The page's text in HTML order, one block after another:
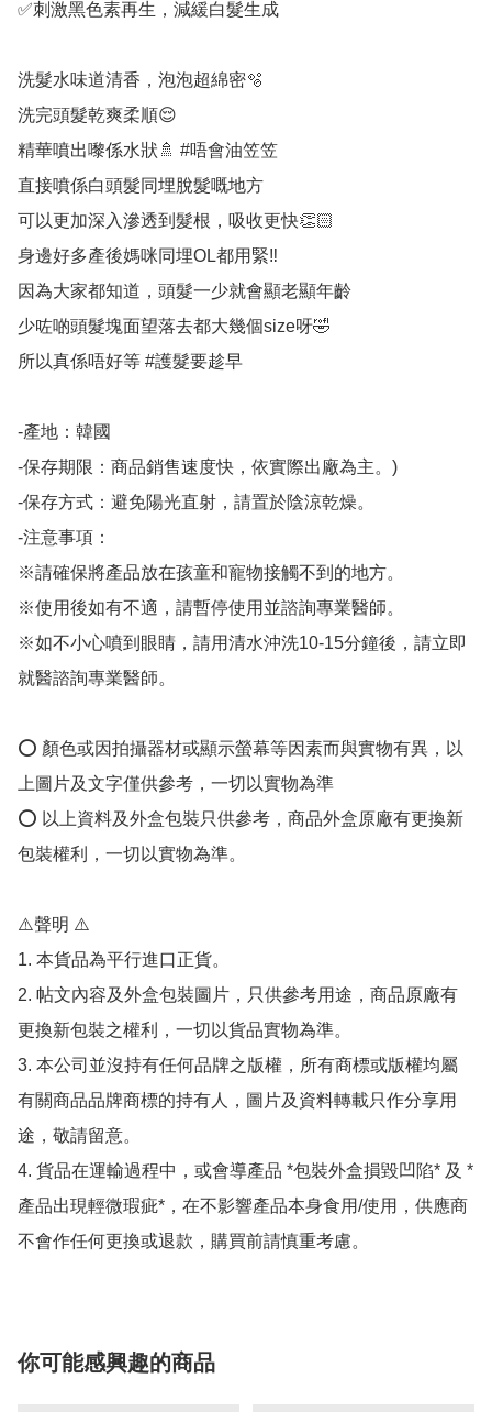
✅刺激黑色素再生，減緩白髮生成
洗髮水味道清香，泡泡超綿密🫧
洗完頭髮乾爽柔順😌
精華噴出嚟係水狀🚿 #唔會油笠笠
直接噴係白頭髮同埋脫髮嘅地方
可以更加深入滲透到髮根，吸收更快👏🏻
身邊好多產後媽咪同埋OL都用緊‼
因為大家都知道，頭髮一少就會顯老顯年齡
少咗啲頭髮塊面望落去都大幾個size呀🤣
所以真係唔好等 #護髮要趁早
-產地：韓國
-保存期限：商品銷售速度快，依實際出廠為主。)
-保存方式：避免陽光直射，請置於陰涼乾燥。
-注意事項：
※請確保將產品放在孩童和寵物接觸不到的地方。
※使用後如有不適，請暫停使用並諮詢專業醫師。
※如不小心噴到眼睛，請用清水沖洗10-15分鐘後，請立即
就醫諮詢專業醫師。
⭕️ 顏色或因拍攝器材或顯示螢幕等因素而與實物有異，以
上圖片及文字僅供參考，一切以實物為準
⭕️ 以上資料及外盒包裝只供參考，商品外盒原廠有更換新
包裝權利，一切以實物為準。
⚠️聲明 ⚠️
1. 本貨品為平行進口正貨。
2. 帖文內容及外盒包裝圖片，只供參考用途，商品原廠有
更換新包裝之權利，一切以貨品實物為準。
3. 本公司並沒持有任何品牌之版權，所有商標或版權均屬
有關商品品牌商標的持有人，圖片及資料轉載只作分享用
途，敬請留意。
4. 貨品在運輸過程中，或會導產品 *包裝外盒損毀凹陷* 及 *
產品出現輕微瑕疵*，在不影響產品本身食用/使用，供應商
不會作任何更換或退款，購買前請慎重考慮。
你可能感興趣的商品